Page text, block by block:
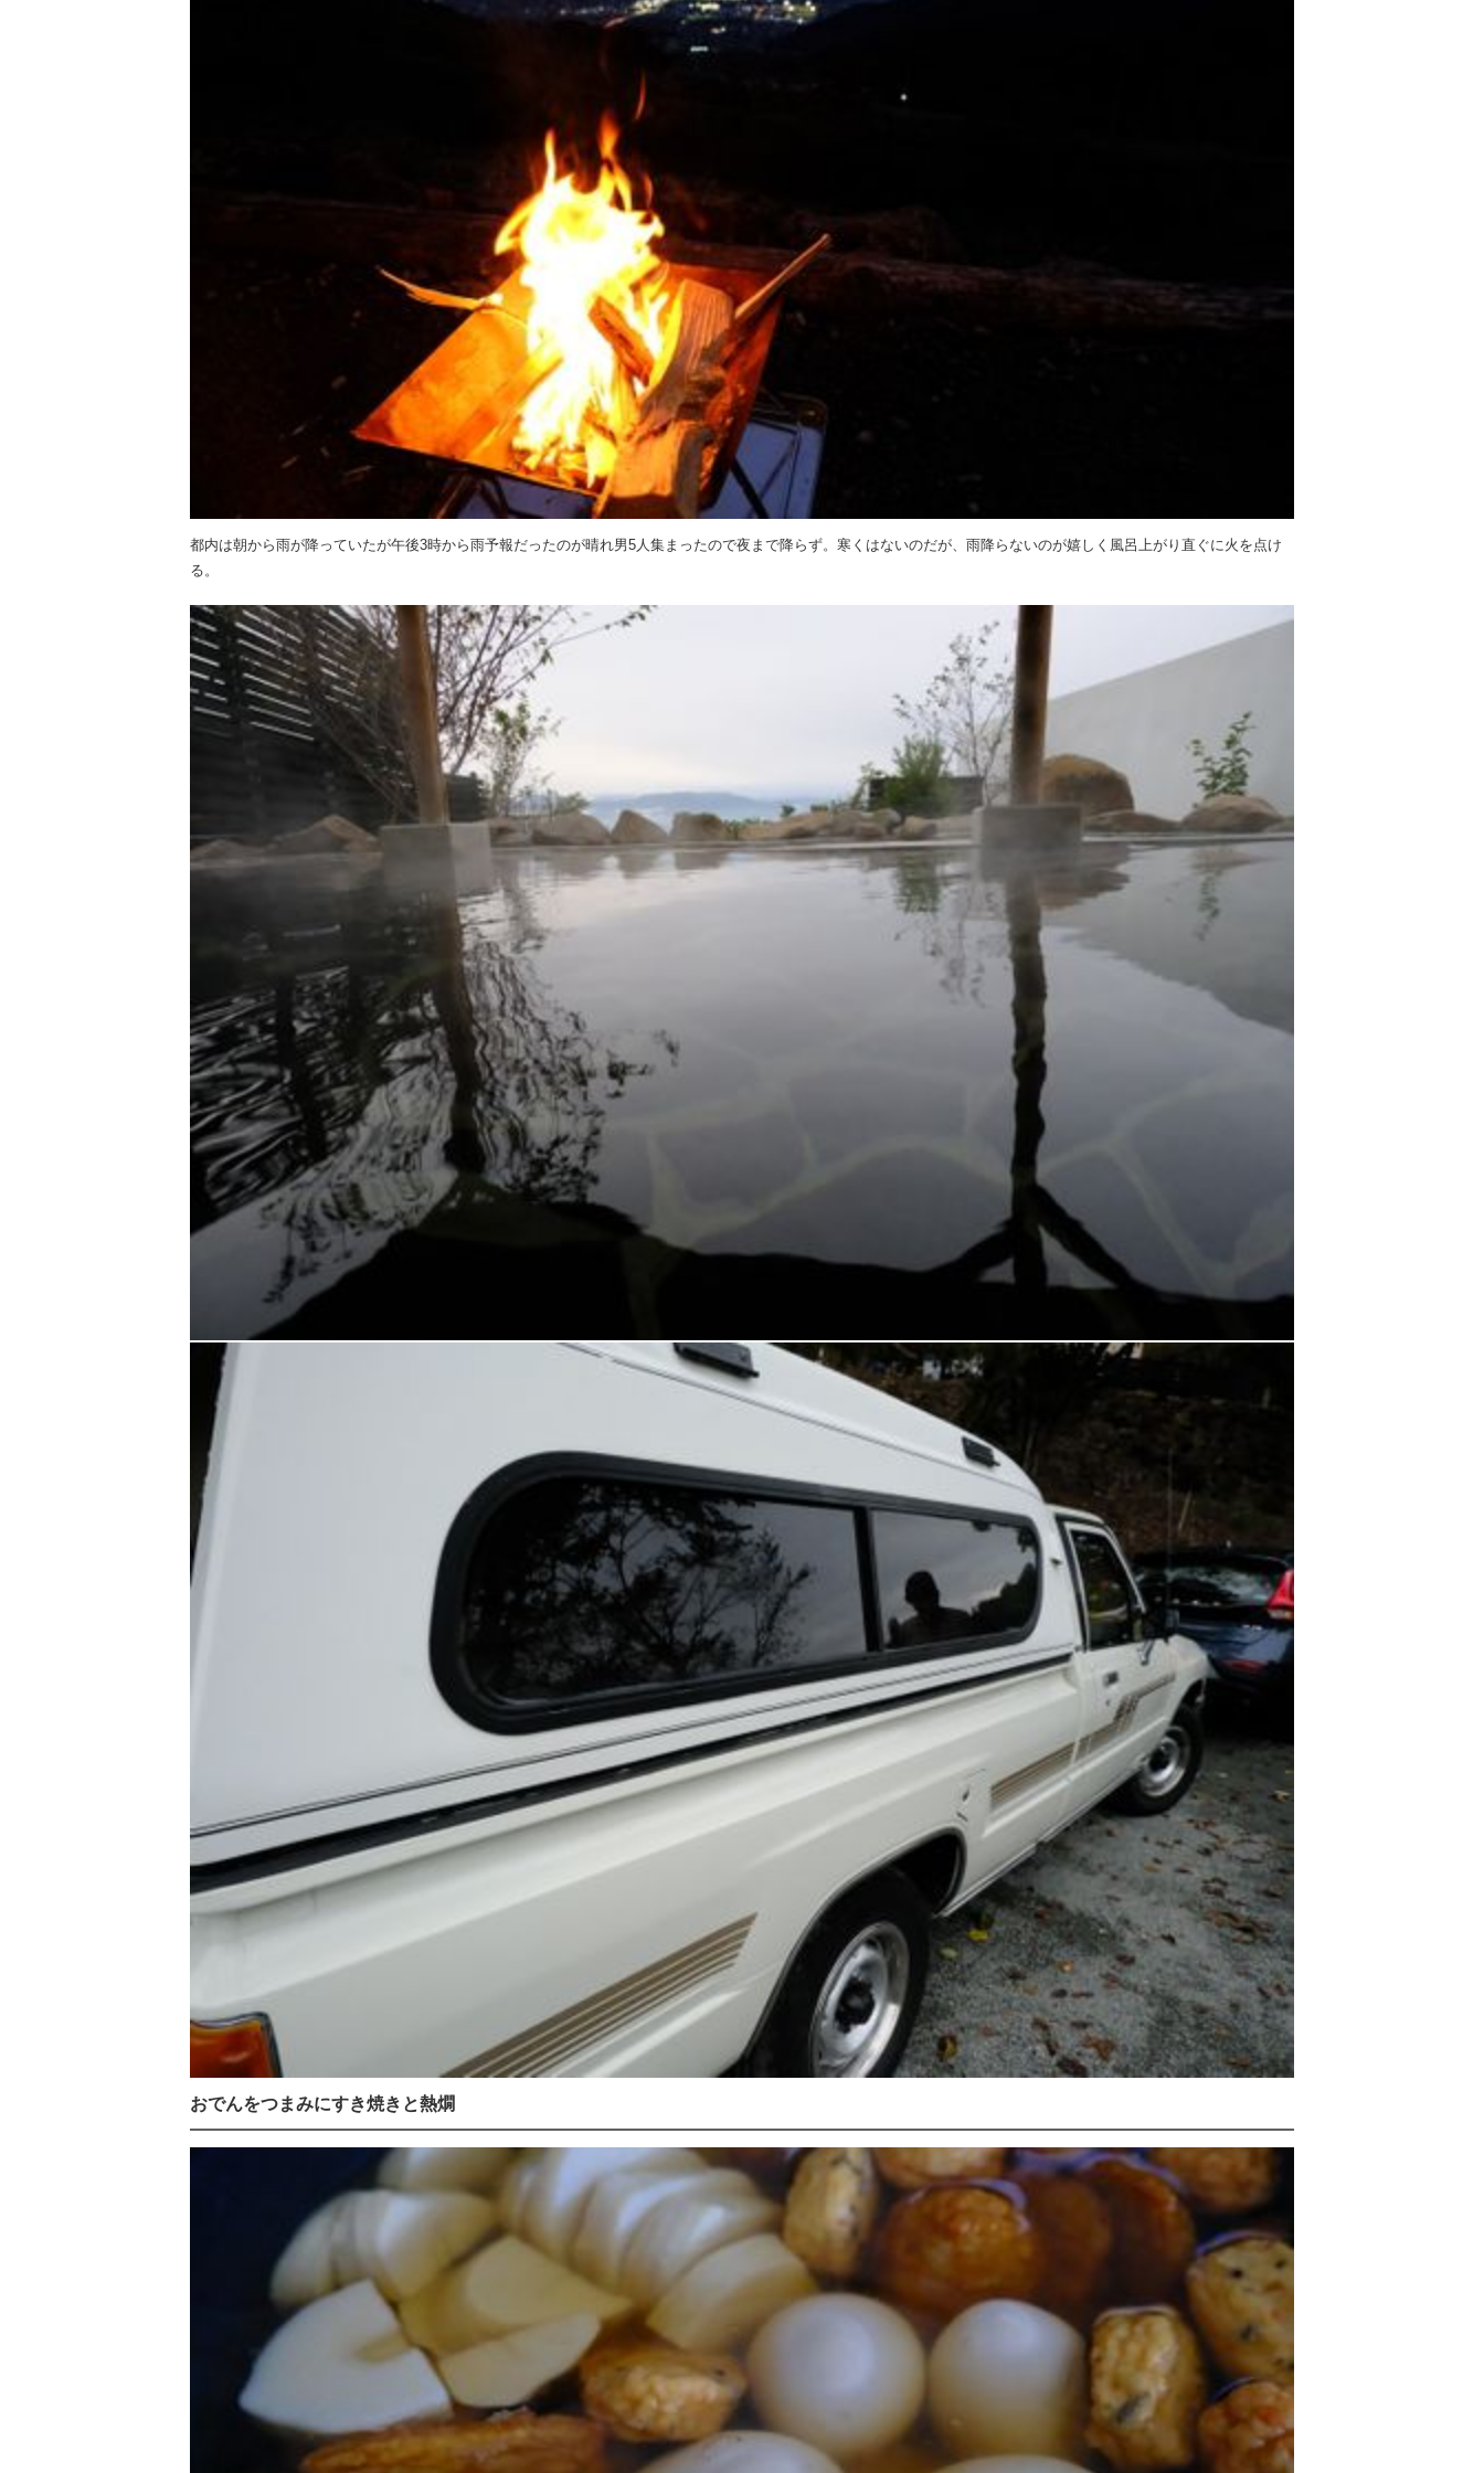
都内は朝から雨が降っていたが午後3時から雨予報だったのが晴れ男5人集まったので夜まで降らず。寒くはないのだが、雨降らないのが嬉しく風呂上がり直ぐに火を点け
る。
おでんをつまみにすき焼きと熱燗